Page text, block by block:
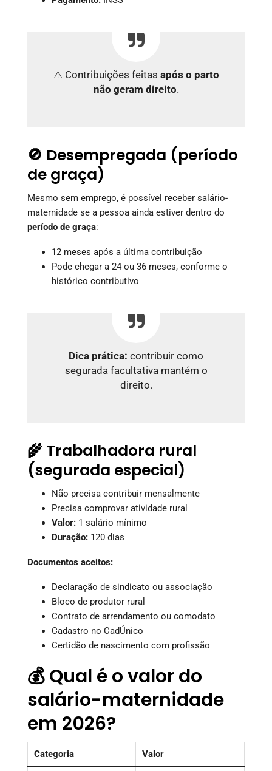
⚠️ Contribuições feitas após o parto
não geram direito.
🚫 Desempregada (período
de graça)
Mesmo sem emprego, é possível receber salário-
maternidade se a pessoa ainda estiver dentro do
período de graça:
12 meses após a última contribuição
Pode chegar a 24 ou 36 meses, conforme o
histórico contributivo
Dica prática: contribuir como
segurada facultativa mantém o
direito.
🌾 Trabalhadora rural
(segurada especial)
Não precisa contribuir mensalmente
Precisa comprovar atividade rural
Valor: 1 salário mínimo
Duração: 120 dias
Documentos aceitos:
Declaração de sindicato ou associação
Bloco de produtor rural
Contrato de arrendamento ou comodato
Cadastro no CadÚnico
Certidão de nascimento com profissão
💰 Qual é o valor do
salário-maternidade
em 2026?
Categoria Valor